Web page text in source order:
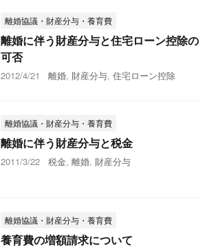
離婚協議・財産分与・養育費
離婚に伴う財産分与と住宅ローン控除の
可否
2012/4/21 離婚, 財産分与, 住宅ローン控除
離婚協議・財産分与・養育費
離婚に伴う財産分与と税金
2011/3/22 税金, 離婚, 財産分与
離婚協議・財産分与・養育費
養育費の増額請求について